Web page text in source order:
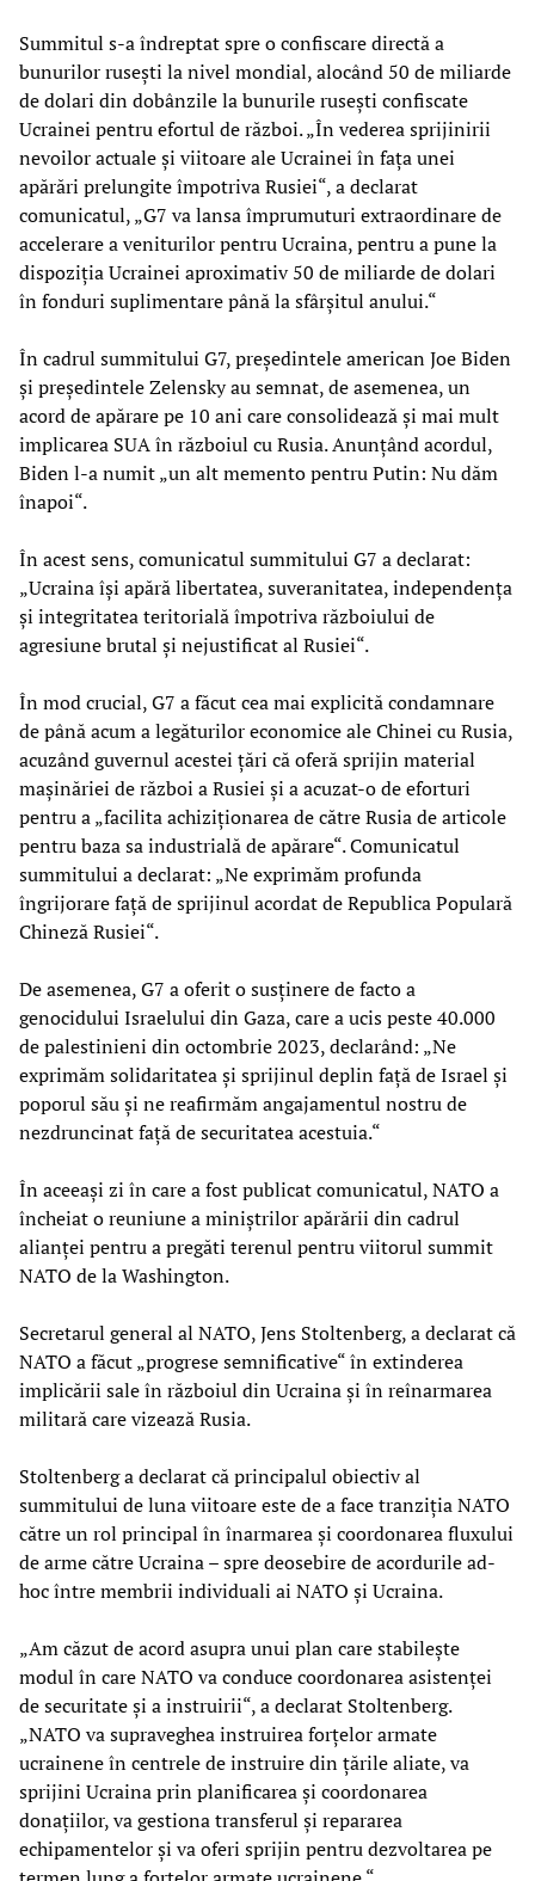
Summitul s-a îndreptat spre o confiscare directă a
bunurilor rusești la nivel mondial, alocând 50 de miliarde
de dolari din dobânzile la bunurile rusești confiscate
Ucrainei pentru efortul de război. „În vederea sprijinirii
nevoilor actuale și viitoare ale Ucrainei în fața unei
apărări prelungite împotriva Rusiei“, a declarat
comunicatul, „G7 va lansa împrumuturi extraordinare de
accelerare a veniturilor pentru Ucraina, pentru a pune la
dispoziția Ucrainei aproximativ 50 de miliarde de dolari
în fonduri suplimentare până la sfârșitul anului.“
În cadrul summitului G7, președintele american Joe Biden
și președintele Zelensky au semnat, de asemenea, un
acord de apărare pe 10 ani care consolidează și mai mult
implicarea SUA în războiul cu Rusia. Anunțând acordul,
Biden l-a numit „un alt memento pentru Putin: Nu dăm
înapoi“.
În acest sens, comunicatul summitului G7 a declarat:
„Ucraina își apără libertatea, suveranitatea, independența
și integritatea teritorială împotriva războiului de
agresiune brutal și nejustificat al Rusiei“.
În mod crucial, G7 a făcut cea mai explicită condamnare
de până acum a legăturilor economice ale Chinei cu Rusia,
acuzând guvernul acestei țări că oferă sprijin material
mașinăriei de război a Rusiei și a acuzat-o de eforturi
pentru a „facilita achiziționarea de către Rusia de articole
pentru baza sa industrială de apărare“. Comunicatul
summitului a declarat: „Ne exprimăm profunda
îngrijorare față de sprijinul acordat de Republica Populară
Chineză Rusiei“.
De asemenea, G7 a oferit o susținere de facto a
genocidului Israelului din Gaza, care a ucis peste 40.000
de palestinieni din octombrie 2023, declarând: „Ne
exprimăm solidaritatea și sprijinul deplin față de Israel și
poporul său și ne reafirmăm angajamentul nostru de
nezdruncinat față de securitatea acestuia.“
În aceeași zi în care a fost publicat comunicatul, NATO a
încheiat o reuniune a miniștrilor apărării din cadrul
alianței pentru a pregăti terenul pentru viitorul summit
NATO de la Washington.
Secretarul general al NATO, Jens Stoltenberg, a declarat că
NATO a făcut „progrese semnificative“ în extinderea
implicării sale în războiul din Ucraina și în reînarmarea
militară care vizează Rusia.
Stoltenberg a declarat că principalul obiectiv al
summitului de luna viitoare este de a face tranziția NATO
către un rol principal în înarmarea și coordonarea fluxului
de arme către Ucraina – spre deosebire de acordurile ad-
hoc între membrii individuali ai NATO și Ucraina.
„Am căzut de acord asupra unui plan care stabilește
modul în care NATO va conduce coordonarea asistenței
de securitate și a instruirii“, a declarat Stoltenberg.
„NATO va supraveghea instruirea forțelor armate
ucrainene în centrele de instruire din țările aliate, va
sprijini Ucraina prin planificarea și coordonarea
donațiilor, va gestiona transferul și repararea
echipamentelor și va oferi sprijin pentru dezvoltarea pe